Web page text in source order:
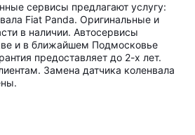
сервисы предлагают услугу:
Fiat Panda. Оригинальные и
в наличии. Автосервисы
и в ближайшем Подмосковье
предоставляет до 2-х лет.
Замена датчика коленвала